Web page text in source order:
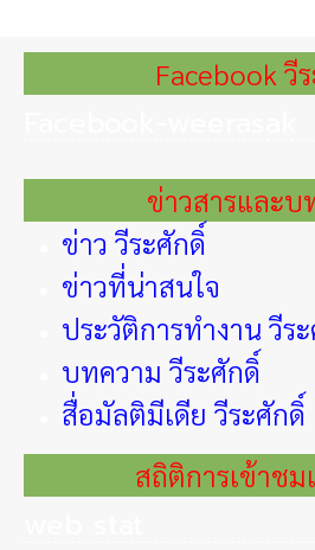
Facebook วี
ข่าวสารและบ
ข่าว วีระศักดิ์
ข่าวที่น่าสนใจ
ประวัติการทำงาน วีร
บทความ วีระศักดิ์
สื่อมัลติมีเดีย วีระศักดิ์
สถิติการเข้าชม